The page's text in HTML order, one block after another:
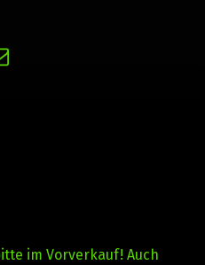
im Vorverkauf! Auch